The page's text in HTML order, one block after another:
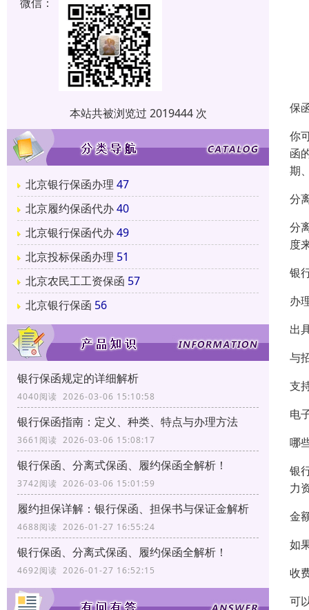
本站共被浏览过 2019444 次
北京银行保函办理 47
北京履约保函代办40
北京银行保函代办49
北京投标保函办理 51
北京农民工工资保函 57
北京银行保函 56
银行保函规定的详细解析
4040阅读 2026-03-06 15:10:58
银行保函指南：定义、种类、特点与办理方法
3661阅读 2026-03-06 15:08:17
银行保函、分离式保函、履约保函全解析！
3742阅读 2026-03-06 15:01:59
履约担保详解：银行保函、担保书与保证金解析
4688阅读 2026-01-27 16:55:24
银行保函、分离式保函、履约保函全解析！
4692阅读 2026-01-27 16:52:15
保
你
函
期
分
分
度
银
办
出
与
支
电
哪
银
力
金
如
收
可